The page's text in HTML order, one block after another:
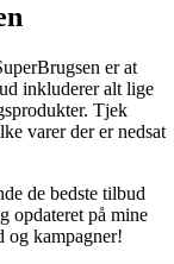
er at
inkluderer alt lige
Tjek
varer der er nedsat
de bedste tilbud
opdateret på mine
og kampagner!